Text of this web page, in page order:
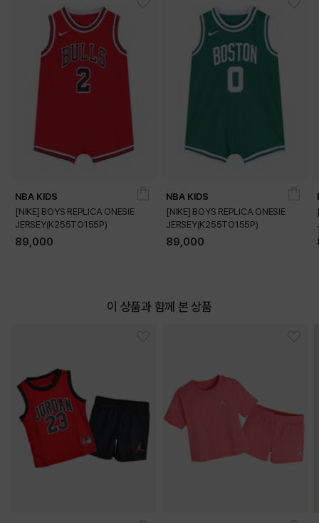
DETAILS
NBA KIDS
[NIKE] BOYS REPLICA ONESIE
JERSEY(K255TO155P)
89,000
NBA KIDS
[NIKE] BOYS REPLICA ONESIE
JERSEY(K255TO155P)
89,000
이 상품과 함께 본 상품